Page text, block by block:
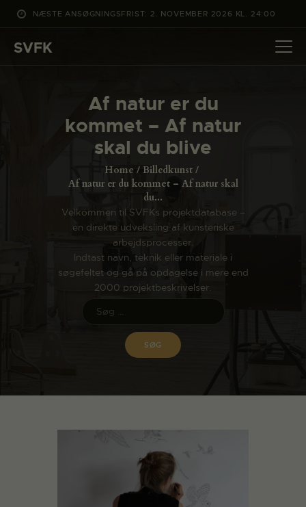
NÆSTE ANSØGNINGSFRIST: 2. NOVEMBER 2026 KL. 24:00
SVFK
Af natur er du
kommet – Af natur
skal du blive
Home
Billedkunst
Af natur er du kommet – Af natur skal
du...
Velkommen til SVFKs projektdatabase –
en direkte udveksling af kunsteriske
arbejdsprocesser.
Indtast navn, teknik eller materiale i
søgefeltet og gå på opdagelse i mere end
2000 projektbeskrivelser.
DET SKER
PROJEKTER
CHANNEL
OM SVFK